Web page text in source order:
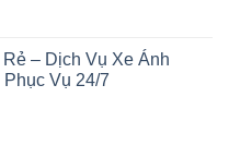
– Dịch Vụ Xe Ánh
Vụ 24/7